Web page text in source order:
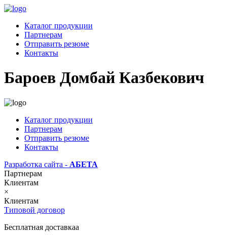
Каталог продукции
Партнерам
Отправить резюме
Контакты
Бароев Домбай Казбекович
Каталог продукции
Партнерам
Отправить резюме
Контакты
Разработка сайта - АБЕТА
Партнерам
Клиентам
×
Клиентам
Типовой договор
Бесплатная доставкаа